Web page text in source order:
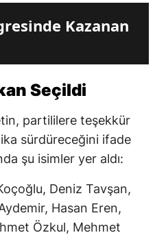
Kazanan
Seçildi
partililere teşekkür
sürdüreceğini ifade
şu isimler yer aldı:
Deniz Tavşan,
Hasan Eren,
Özkul, Mehmet